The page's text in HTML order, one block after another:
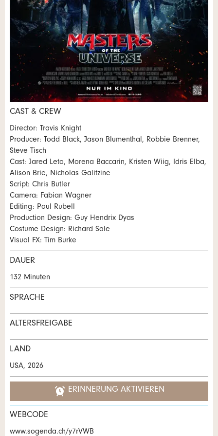
Nachricht
* Eingabe erforderlich
Zur Qualitätssicherung wird eine Kopie der E-Mail an
guidle übermittelt.
NACHRICHT SENDEN
Schliessen
Nachricht
* Eingabe erforderlich
guidle übermittelt.
NACHRICHT SENDEN
Schliessen
ANZEIGE WEITEREMPFEHLEN
Schliessen
CAST & CREW
Director: Travis Knight
Producer: Todd Black, Jason Blumenthal, Robbie Brenner,
Steve Tisch
Cast: Jared Leto, Morena Baccarin, Kristen Wiig, Idris Elba,
Alison Brie, Nicholas Galitzine
Script: Chris Butler
Camera: Fabian Wagner
Editing: Paul Rubell
Production Design: Guy Hendrix Dyas
Costume Design: Richard Sale
Visual FX: Tim Burke
DAUER
132 Minuten
SPRACHE
ALTERSFREIGABE
LAND
USA, 2026
ERINNERUNG AKTIVIEREN
WEBCODE
www.sogenda.ch/y7rVWB